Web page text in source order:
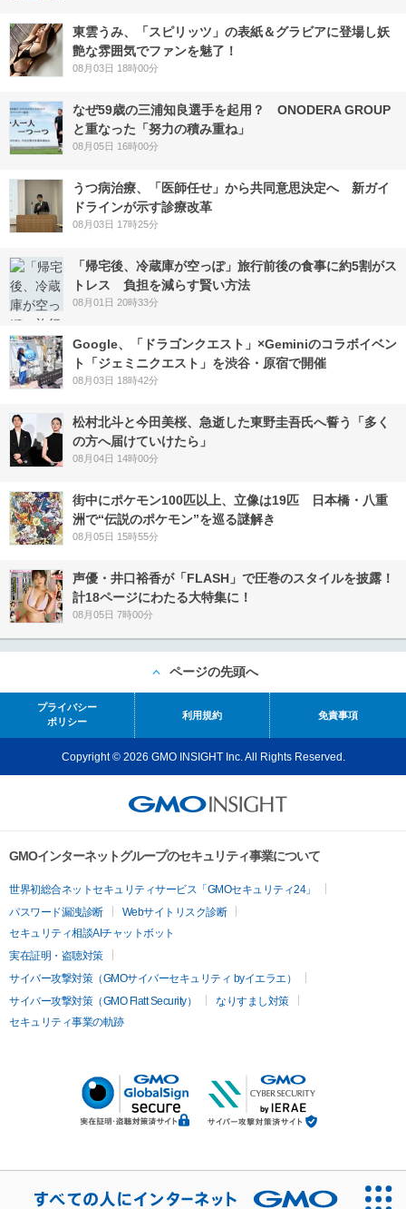
東雲うみ、「スピリッツ」の表紙＆グラビアに登場し妖
艶な雰囲気でファンを魅了！
08月03日 18時00分
なぜ59歳の三浦知良選手を起用？ ONODERA GROUP
と重なった「努力の積み重ね」
08月05日 16時00分
うつ病治療、「医師任せ」から共同意思決定へ 新ガイ
ドラインが示す診療改革
08月03日 17時25分
「帰宅後、冷蔵庫が空っぽ」旅行前後の食事に約5割がス
トレス 負担を減らす賢い方法
08月01日 20時33分
Google、「ドラゴンクエスト」×Geminiのコラボイベン
ト「ジェミニクエスト」を渋谷・原宿で開催
08月03日 18時42分
松村北斗と今田美桜、急逝した東野圭吾氏へ誓う「多く
の方へ届けていけたら」
08月04日 14時00分
街中にポケモン100匹以上、立像は19匹 日本橋・八重
洲で“伝説のポケモン”を巡る謎解き
08月05日 15時55分
声優・井口裕香が「FLASH」で圧巻のスタイルを披露！
計18ページにわたる大特集に！
08月05日 7時00分
ページの先頭へ
プライバシー
ポリシー
利用規約 免責事項
Copyright © 2026 GMO INSIGHT Inc. All Rights Reserved.
GMOインターネットグループのセキュリティ事業について
世界初総合ネットセキュリティサービス「GMOセキュリティ24」
パスワード漏洩診断
Webサイトリスク診断
セキュリティ相談AIチャットボット
実在証明・盗聴対策
サイバー攻撃対策（GMOサイバーセキュリティ byイエラエ）
サイバー攻撃対策（GMO Flatt Security）
なりすまし対策
セキュリティ事業の軌跡